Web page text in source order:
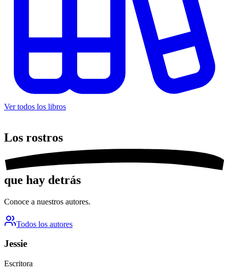
Ver todos los libros
Los rostros
que hay detrás
Conoce a nuestros autores.
Todos los autores
Jessie
Escritora